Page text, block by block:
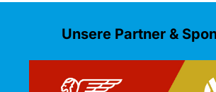
Unsere Partner &